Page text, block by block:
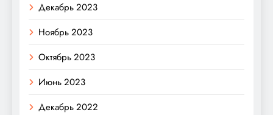
Декабрь 2023
Ноябрь 2023
Октябрь 2023
Июнь 2023
Декабрь 2022